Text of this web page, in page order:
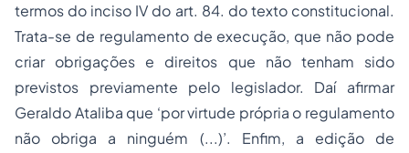
termos do inciso IV do art. 84. do texto constitucional.
Trata-se de regulamento de execução, que não pode
criar obrigações e direitos que não tenham sido
previstos previamente pelo legislador. Daí afirmar
Geraldo Ataliba que ‘por virtude própria o regulamento
não obriga a ninguém (...)’. Enfim, a edição de